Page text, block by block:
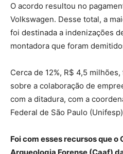
O acordo resultou no
Volkswagen. Desse total, a
foi destinada a indenizações
montadora que foram
Cerca de 12%, R$ 4,5
sobre a colaboração de
com a ditadura, com a
Federal de São Paulo
Foi com esses recursos que